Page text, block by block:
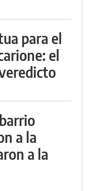
para el
el
a la
a la